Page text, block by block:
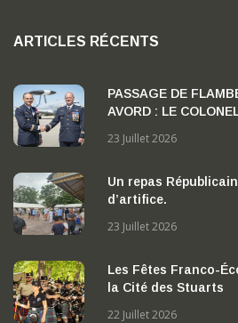
ARTICLES RÉCENTS
PASSAGE DE
AVORD : LE
GEORGES MADON »
23 Juillet 2026
Un repas
d’artifice.
23 Juillet 2026
Les Fêtes Franco-
la Cité des Stuarts
22 Juillet 2026